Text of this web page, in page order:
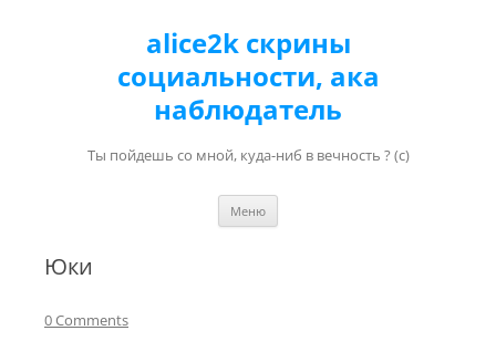
alice2k скрины
социальности, ака
наблюдатель
Ты пойдешь со мной, куда-ниб в вечность ? (с)
Меню
Юки
0 Comments